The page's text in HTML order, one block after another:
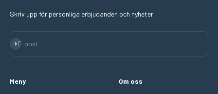
Skriv upp för personliga erbjudanden och nyheter!
E-post
Prenumerera
Meny Om oss